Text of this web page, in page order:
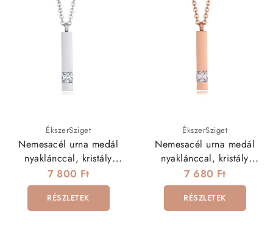
ÉkszerSziget
Nemesacél urna medál
nyaklánccal, kristály
berakással
7 800 Ft
RÉSZLETEK
ÉkszerSziget
Nemesacél urna medál
nyaklánccal, kristály
berakással - rozé arany
színben
7 680 Ft
RÉSZLETEK